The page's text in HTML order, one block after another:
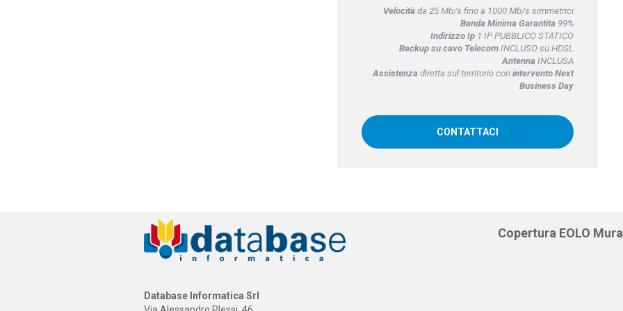
Velocitàda 25 Mb/s fino a 1000 Mb/s simmetrici
Banda Minima Garantita99%
Indirizzo Ip1 IP PUBBLICO STATICO
Backup su cavo TelecomINCLUSO su HDSL
AntennaINCLUSA
Assistenza diretta sul territorio con intervento Next
Business Day
CONTATTACI
Database Informatica Srl
Copertura EOLO